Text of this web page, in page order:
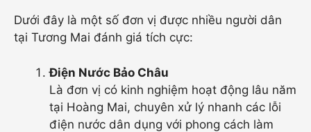
Dưới đây là một số đơn vị được nhiều người dân
tại Tương Mai đánh giá tích cực:
Điện Nước Bảo Châu
Là đơn vị có kinh nghiệm hoạt động lâu năm
tại Hoàng Mai, chuyên xử lý nhanh các lỗi
điện nước dân dụng với phong cách làm